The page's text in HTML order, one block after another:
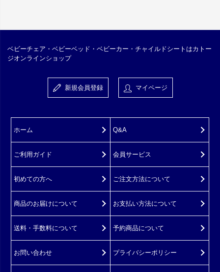
ベビーチェア・ベビーベッド・ベビーカー・チャイルドシートはカトー
ジオンラインショップ
新規会員登録 マイページ
ホーム
ご利用ガイド
初めての方へ
Q&A
会員サービス
ご注文方法について
商品のお届けについて お支払い方法について
送料・手数料について 予約商品について
お問い合わせ プライバシーポリシー